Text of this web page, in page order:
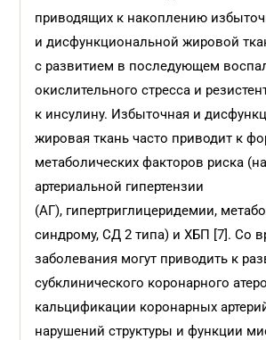
приводящих к накоплению
и дисфункциональной жировой
с развитием в последующем
окислительного стресса и
к инсулину. Избыточная и
жировая ткань часто приводит к
метаболических факторов риска
артериальной гипертензии
(АГ), гипертриглицеридемии,
синдрому, СД 2 типа) и ХБП [7]. Со
заболевания могут приводить к
субклинического коронарного
кальцификации коронарных
нарушений структуры и функции